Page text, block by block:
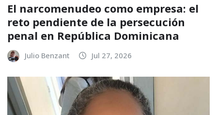
El narcomenudeo como empresa: el
reto pendiente de la persecución
penal en República Dominicana
Julio Benzant Jul 27, 2026